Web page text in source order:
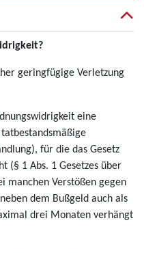
geringfügige Verletzung
eine
für die das Gesetz
(§ 1 Abs. 1 Gesetzes über
manchen Verstößen gegen
dem Bußgeld auch als
drei Monaten verhängt